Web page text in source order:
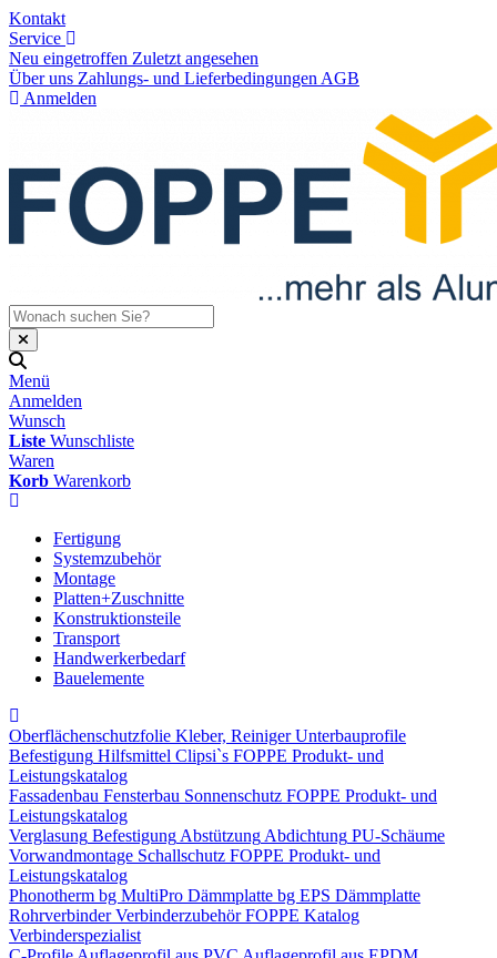
Kontakt
Service
Neu eingetroffen Zuletzt angesehen
Über uns Zahlungs- und Lieferbedingungen AGB
Anmelden
Menü
Anmelden
Wunsch
Liste Wunschliste
Waren
Korb Warenkorb
Fertigung
Systemzubehör
Montage
Platten+Zuschnitte
Konstruktionsteile
Transport
Handwerkerbedarf
Bauelemente
Oberflächenschutzfolie Kleber, Reiniger Unterbauprofile
Befestigung Hilfsmittel Clipsi`s FOPPE Produkt- und
Leistungskatalog
Fassadenbau Fensterbau Sonnenschutz FOPPE Produkt- und
Leistungskatalog
Verglasung Befestigung Abstützung Abdichtung PU-Schäume
Vorwandmontage Schallschutz FOPPE Produkt- und
Leistungskatalog
Phonotherm bg MultiPro Dämmplatte bg EPS Dämmplatte
Rohrverbinder Verbinderzubehör FOPPE Katalog
Verbinderspezialist